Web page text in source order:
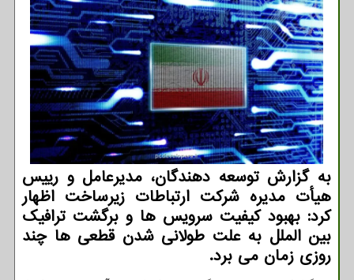
به گزارش توسعه دهندگان، مدیرعامل و رییس
هیأت مدیره شرکت ارتباطات زیرساخت اظهار
کرد: بهبود کیفیت سرویس ها و برگشت ترافیک
بین الملل به علت طولانی شدن قطعی ها چند
روزی زمان می برد.